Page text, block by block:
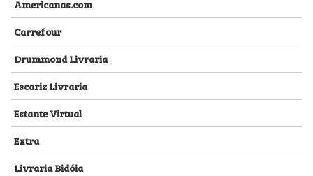
Americanas.com
Carrefour
Drummond Livraria
Escariz Livraria
Estante Virtual
Extra
Livraria Bidóia